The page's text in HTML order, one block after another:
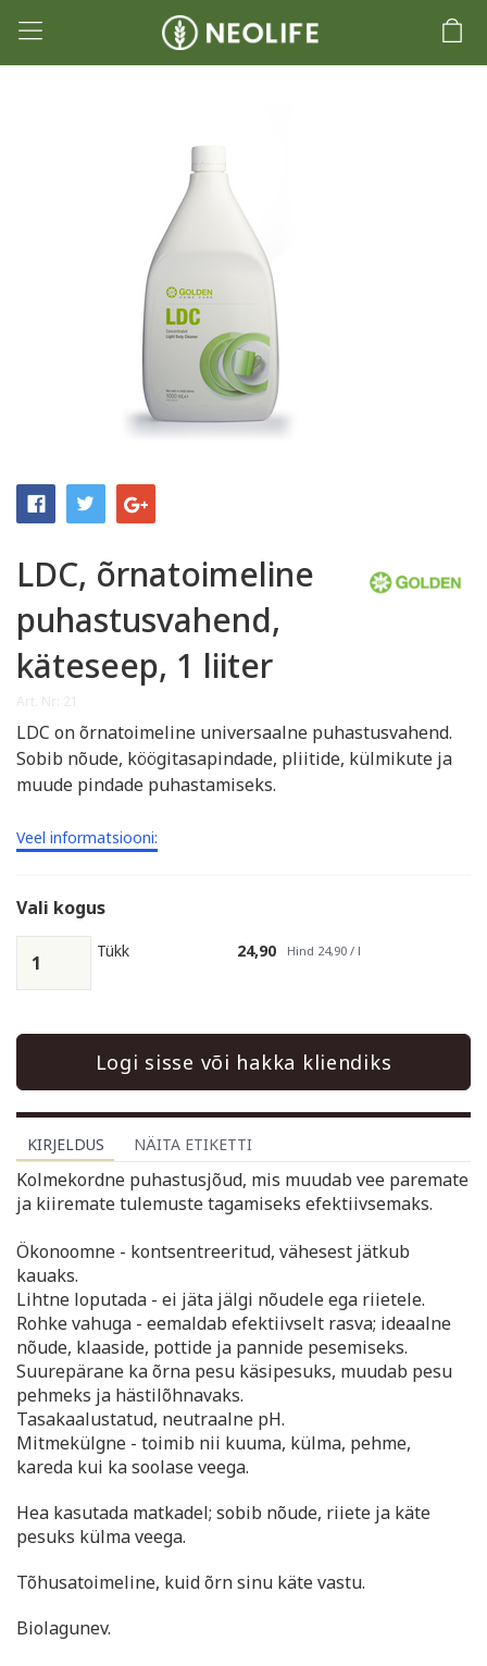
LDC, õrnatoimeline
puhastusvahend,
käteseep, 1 liiter
LDC on õrnatoimeline universaalne puhastusvahend.
Sobib nõude, köögitasapindade, pliitide, külmikute ja
muude pindade puhastamiseks.
Veel informatsiooni:
Vali kogus
Tükk 24,90 Hind 24,90 / l
Logi sisse või hakka kliendiks
KIRJELDUS NÄITA ETIKETTI
Kolmekordne puhastusjõud, mis muudab vee paremate
ja kiiremate tulemuste tagamiseks efektiivsemaks.
Ökonoomne - kontsentreeritud, vähesest jätkub
kauaks.
Lihtne loputada - ei jäta jälgi nõudele ega riietele.
Rohke vahuga - eemaldab efektiivselt rasva; ideaalne
nõude, klaaside, pottide ja pannide pesemiseks.
Suurepärane ka õrna pesu käsipesuks, muudab pesu
pehmeks ja hästilõhnavaks.
Tasakaalustatud, neutraalne pH.
Mitmekülgne - toimib nii kuuma, külma, pehme,
kareda kui ka soolase veega.
Hea kasutada matkadel; sobib nõude, riiete ja käte
pesuks külma veega.
Tõhusatoimeline, kuid õrn sinu käte vastu.
Biolagunev.